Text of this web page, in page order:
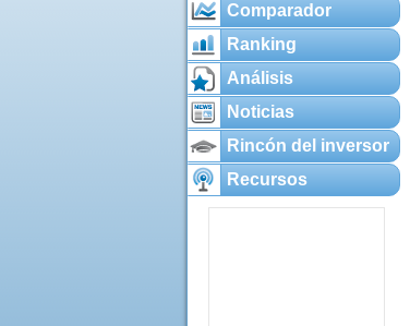
Comparador
Ranking
Análisis
Noticias
Rincón del inversor
Recursos